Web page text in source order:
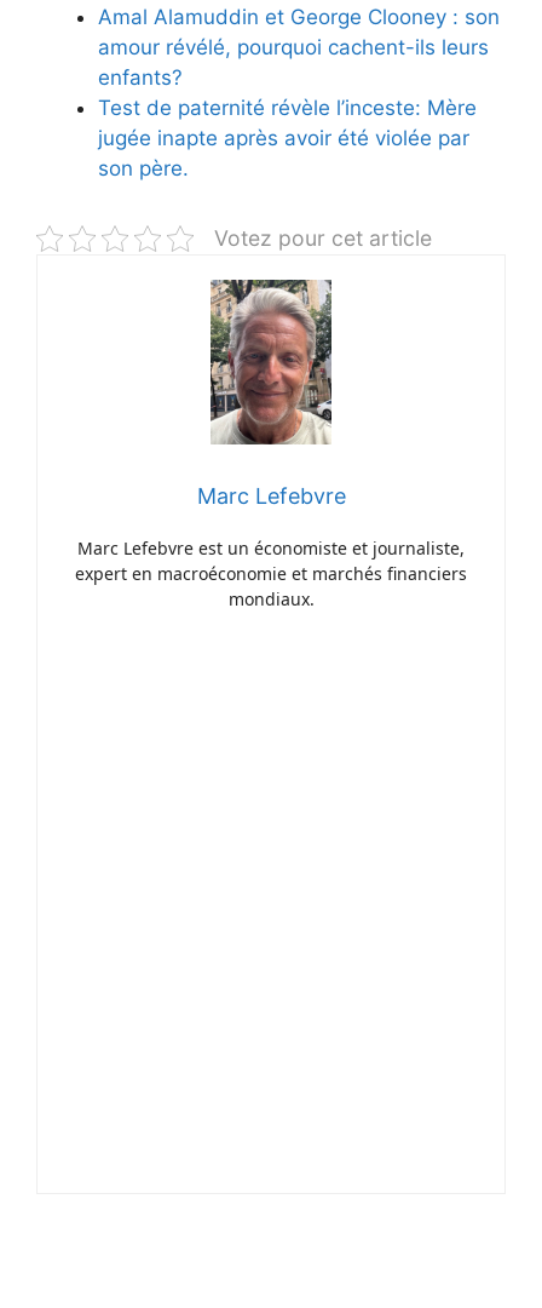
Amal Alamuddin et George Clooney : son
amour révélé, pourquoi cachent-ils leurs
enfants?
Test de paternité révèle l’inceste: Mère
jugée inapte après avoir été violée par
son père.
Votez pour cet article
Marc Lefebvre
Marc Lefebvre est un économiste et journaliste,
expert en macroéconomie et marchés financiers
mondiaux.